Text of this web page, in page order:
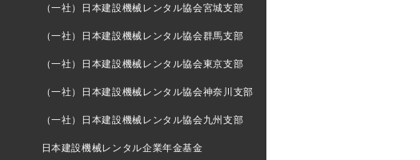
（一社）日本建設機械レンタル協会宮城支部
（一社）日本建設機械レンタル協会群馬支部
（一社）日本建設機械レンタル協会東京支部
（一社）日本建設機械レンタル協会神奈川支部
（一社）日本建設機械レンタル協会九州支部
日本建設機械レンタル企業年金基金